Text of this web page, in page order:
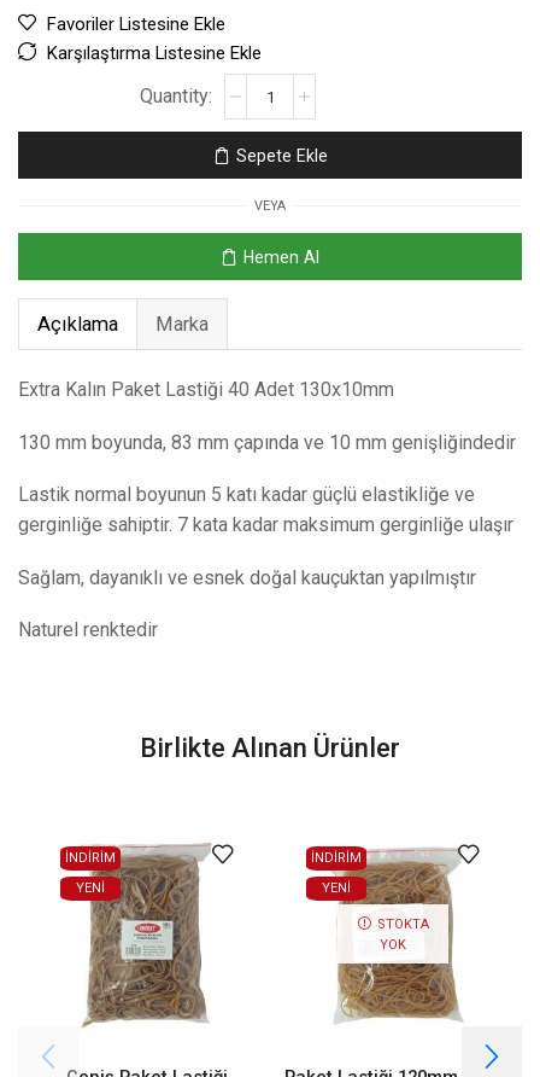
Favoriler Listesine Ekle
Karşılaştırma Listesine Ekle
Sepete Ekle
VEYA
Hemen Al
Açıklama Marka
Extra Kalın Paket Lastiği 40 Adet 130x10mm
130 mm boyunda, 83 mm çapında ve 10 mm genişliğindedir
Lastik normal boyunun 5 katı kadar güçlü elastikliğe ve
gerginliğe sahiptir. 7 kata kadar maksimum gerginliğe ulaşır
Sağlam, dayanıklı ve esnek doğal kauçuktan yapılmıştır
Naturel renktedir
Birlikte Alınan Ürünler
İNDİRİM
YENI
İNDİRİM
YENI
STOKTA
YOK